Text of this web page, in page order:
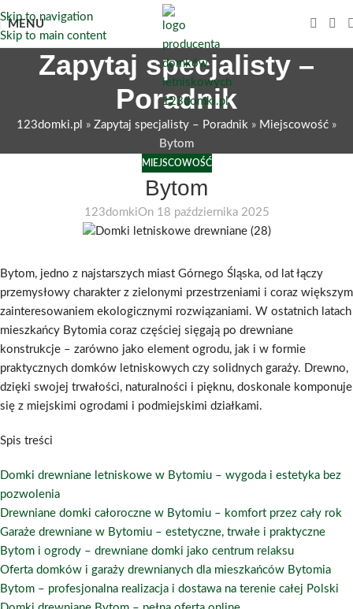
Skip to navigation
Skip to main content
MENU
Zapytaj specjalisty –
Poradnik
123domki.pl » Zapytaj specjalisty – Poradnik » Miejscowość »
Bytom
MIEJSCOWOŚĆ
Bytom
123domkiOn 18 października 2025
Bytom, jedno z najstarszych miast Górnego Śląska, od lat łączy
przemysłowy charakter z zielonymi przestrzeniami i coraz większym
zainteresowaniem ekologicznymi rozwiązaniami. W ostatnich latach
mieszkańcy Bytomia coraz częściej sięgają po drewniane
konstrukcje – zarówno jako element ogrodu, jak i w formie
praktycznych domków letniskowych czy solidnych garaży. Drewno,
dzięki swojej trwałości, naturalności i pięknu, doskonale komponuje
się z miejskimi ogrodami i podmiejskimi działkami.
Spis treści
Domki drewniane letniskowe w Bytomiu – wygoda i estetyka bez
pozwolenia
Drewniane domki całoroczne w Bytomiu – komfort przez cały rok
Garaże drewniane w Bytomiu – estetyczne, trwałe i praktyczne
Bytom i ogrody – drewniane domki jako centrum relaksu
Oferta domków i garaży drewnianych dla mieszkańców Bytomia
Bytom – profesjonalna realizacja i dostawa na terenie całej Polski